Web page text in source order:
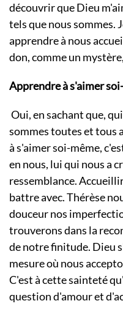
découvrir que Dieu
tels que nous sommes.
apprendre à nous
don, comme un
Apprendre à s'aimer
Oui, en sachant que,
sommes toutes et tous
à s'aimer soi-même,
en nous, lui qui nous a
ressemblance.
battre avec. Thérèse
douceur nos
trouverons dans la
de notre finitude. Dieu
mesure où nous
C'est à cette sainteté
question d'amour et